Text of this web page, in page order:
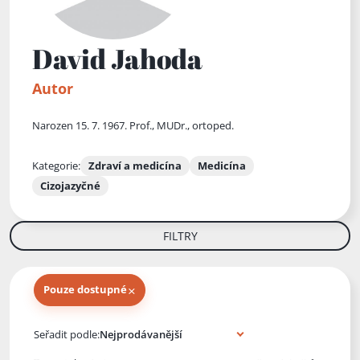
David Jahoda
Autor
Narozen 15. 7. 1967. Prof., MUDr., ortoped.
Kategorie: Zdraví a medicína
Medicína
Cizojazyčné
FILTRY
Pouze dostupné×
Seřadit podle: